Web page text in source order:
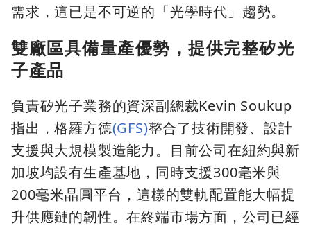
需求，這已是不可逆的「光學時代」趨勢。
雙廠區具備量產優勢，提供完整矽光
子產品
負責矽光子業務的資深副總裁Kevin Soukup
指出，格羅方德(GFS)整合了技術開發、設計
支援與大規模製造能力。目前公司在紐約與新
加坡均設有生產基地，同時支援300毫米與
200毫米晶圓平台，這樣的雙軌配置能大幅提
升供應鏈的韌性。在終端市場方面，公司已經